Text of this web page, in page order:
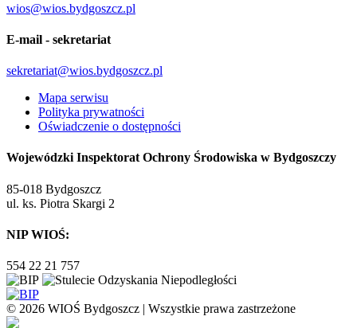
wios@wios.bydgoszcz.pl
E-mail - sekretariat
sekretariat@wios.bydgoszcz.pl
Mapa serwisu
Polityka prywatności
Oświadczenie o dostępności
Wojewódzki Inspektorat Ochrony Środowiska w Bydgoszczy
85-018 Bydgoszcz
ul. ks. Piotra Skargi 2
NIP WIOŚ:
554 22 21 757
© 2026 WIOŚ Bydgoszcz | Wszystkie prawa zastrzeżone